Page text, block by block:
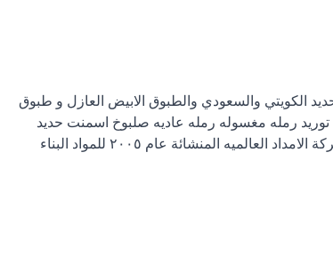
الكويتي والسعودي والطبوق الابيض العازل و طبوق
توريد رمله مغسوله رمله عاديه صلبوخ اسمنت حديد
كاشي طابوق اتصل الان وسنكون في خدمتك #مواد_البناء لدينا جميع مواد البنا بارخص الاسعار نتميز بسرعة التوصيل ودقة العمل #من_نحن نحن شركة الامداد العالميه المنشائة عام ٢٠٠٥ للمواد البناء